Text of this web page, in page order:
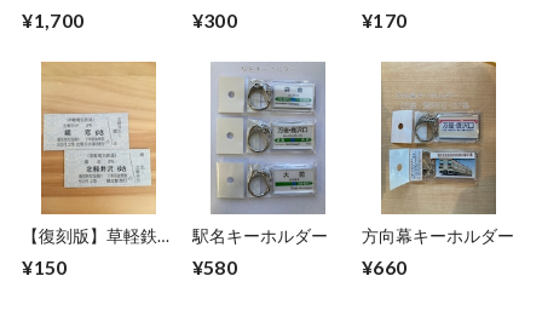
¥1,700 ¥300 ¥170
【復刻版】草軽鉄道
¥150
駅名キーホルダー
¥580
方向幕キーホルダー
¥660